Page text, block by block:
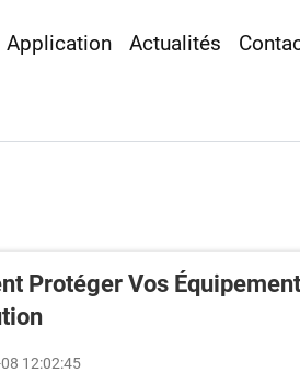
Application Actualités
Protéger Vos
12:02:45